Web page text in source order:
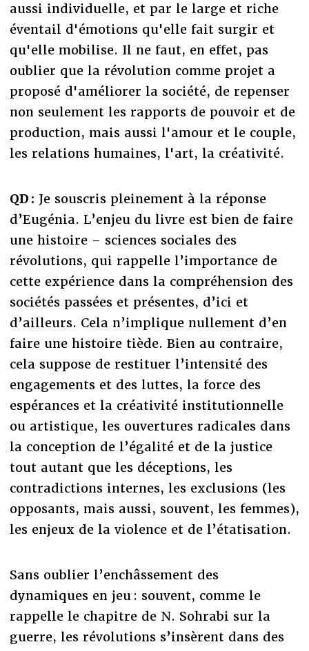
aussi individuelle, et par le large et riche
éventail d'émotions qu'elle fait surgir et
qu'elle mobilise. Il ne faut, en effet, pas
oublier que la révolution comme projet a
proposé d'améliorer la société, de repenser
non seulement les rapports de pouvoir et de
production, mais aussi l'amour et le couple,
les relations humaines, l'art, la créativité.
QD : Je souscris pleinement à la réponse
d’Eugénia. L’enjeu du livre est bien de faire
une histoire – sciences sociales des
révolutions, qui rappelle l’importance de
cette expérience dans la compréhension des
sociétés passées et présentes, d’ici et
d’ailleurs. Cela n’implique nullement d’en
faire une histoire tiède. Bien au contraire,
cela suppose de restituer l’intensité des
engagements et des luttes, la force des
espérances et la créativité institutionnelle
ou artistique, les ouvertures radicales dans
la conception de l’égalité et de la justice
tout autant que les déceptions, les
contradictions internes, les exclusions (les
opposants, mais aussi, souvent, les femmes),
les enjeux de la violence et de l’étatisation.
Sans oublier l’enchâssement des
dynamiques en jeu : souvent, comme le
rappelle le chapitre de N. Sohrabi sur la
guerre, les révolutions s’insèrent dans des